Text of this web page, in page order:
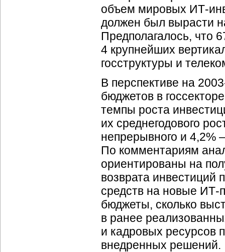
объем мировых ИТ-
должен был вырасти
Предполагалось, что
4 крупнейших
госструктуры и
В перспективе на
бюджетов в
темпы роста
их среднегодового
непрерывного и 4,2%
По комментариям
ориентированы на
возврата инвестиций
средств на новые ИТ-
бюджеты, сколько
в ранее
и кадровых ресурсов
внедренных решений.